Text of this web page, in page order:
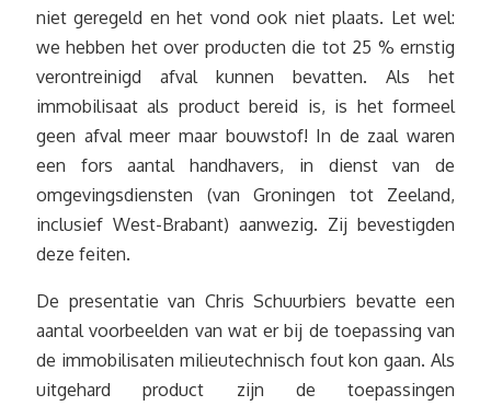
niet geregeld en het vond ook niet plaats. Let wel:
we hebben het over producten die tot 25 % ernstig
verontreinigd afval kunnen bevatten. Als het
immobilisaat als product bereid is, is het formeel
geen afval meer maar bouwstof! In de zaal waren
een fors aantal handhavers, in dienst van de
omgevingsdiensten (van Groningen tot Zeeland,
inclusief West-Brabant) aanwezig. Zij bevestigden
deze feiten.
De presentatie van Chris Schuurbiers bevatte een
aantal voorbeelden van wat er bij de toepassing van
de immobilisaten milieutechnisch fout kon gaan. Als
uitgehard product zijn de toepassingen